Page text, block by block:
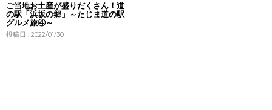
ご当地お土産が盛りだくさん！道
の駅「浜坂の郷」～たじま道の駅
グルメ旅④～
投稿日 : 2022/01/30